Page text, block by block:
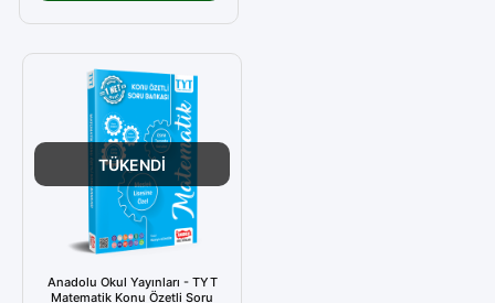
TÜKENDİ
Anadolu Okul Yayınları - TYT
Matematik Konu Özetli Soru